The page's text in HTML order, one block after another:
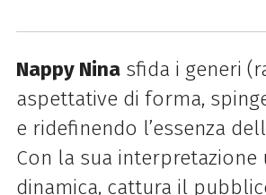
Nappy Ninasfida i generi
aspettative di forma,
e ridefinendo l’essenza
Con la sua interpretazione
dinamica, cattura il